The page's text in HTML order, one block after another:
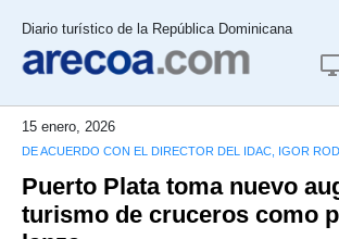
Diario turístico de la República Dominicana
15 enero, 2026
DE ACUERDO CON EL DIRECTOR DEL IDAC, IGOR
Puerto Plata toma nuevo
turismo de cruceros como